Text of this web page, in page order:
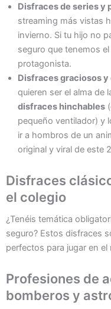
Disfraces de series y
streaming más vistas
invierno. Si tu hijo no
seguro que tenemos
protagonista.
Disfraces graciosos
quieren ser el alma de
disfraces hinchables
pequeño ventilador) y
ir a hombros de un
original y viral de este
Disfraces
el colegio
¿Tenéis temática
seguro? Estos disfraces
perfectos para jugar en el
Profesiones de
bomberos y